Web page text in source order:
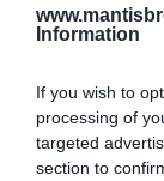
Information
If you wish to
processing of
targeted
section to
410x315x150